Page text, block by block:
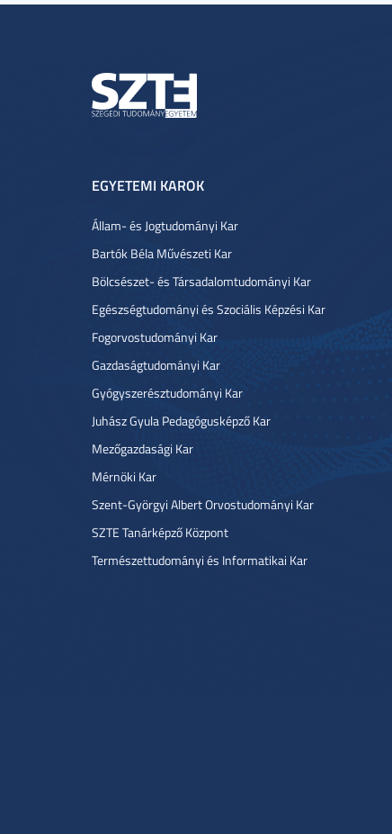
EGYETEMI KAROK
Állam- és Jogtudományi Kar
Bartók Béla Művészeti Kar
Bölcsészet- és Társadalomtudományi Kar
Egészségtudományi és Szociális Képzési Kar
Fogorvostudományi Kar
Gazdaságtudományi Kar
Gyógyszerésztudományi Kar
Juhász Gyula Pedagógusképző Kar
Mezőgazdasági Kar
Mérnöki Kar
Szent-Györgyi Albert Orvostudományi Kar
SZTE Tanárképző Központ
Természettudományi és Informatikai Kar